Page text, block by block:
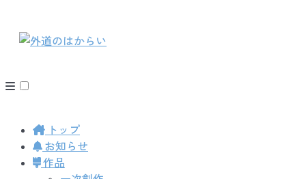
トップ
お知らせ
作品